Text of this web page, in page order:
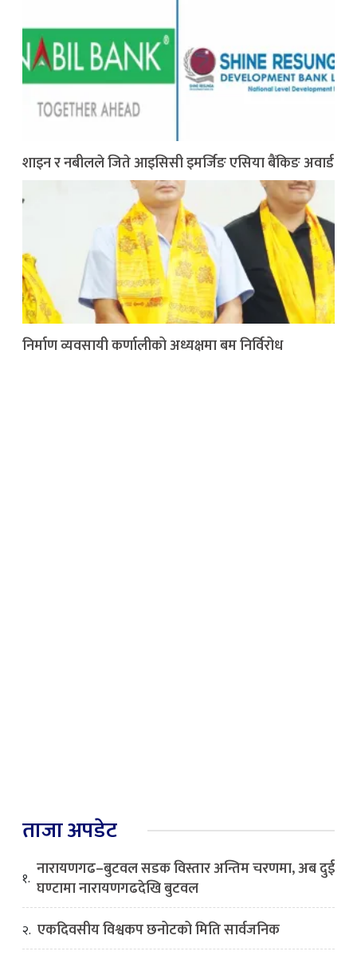
शाइन र नबीलले जिते आइसिसी इमर्जिङ एसिया बैंकिङ अवार्ड
निर्माण व्यवसायी कर्णालीको अध्यक्षमा बम निर्विरोध
ताजा अपडेट
१. नारायणगढ–बुटवल सडक विस्तार अन्तिम चरणमा, अब दुई
घण्टामा नारायणगढदेखि बुटवल
२. एकदिवसीय विश्वकप छनोटको मिति सार्वजनिक